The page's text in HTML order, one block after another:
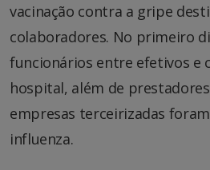
vacinação contra a gripe
colaboradores. No primeiro
funcionários entre efetivos e
hospital, além de
empresas terceirizadas
influenza.